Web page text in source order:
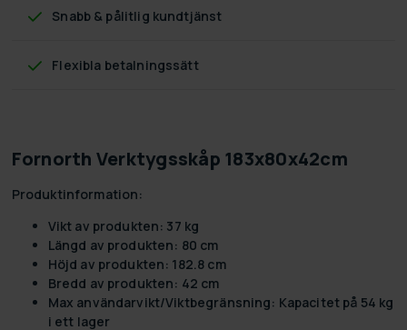
Snabb & pålitlig kundtjänst
Flexibla betalningssätt
Fornorth Verktygsskåp 183x80x42cm
Produktinformation:
Vikt av produkten: 37 kg
Längd av produkten: 80 cm
Höjd av produkten: 182.8 cm
Bredd av produkten: 42 cm
Max användarvikt/Viktbegränsning: Kapacitet på 54 kg
i ett lager